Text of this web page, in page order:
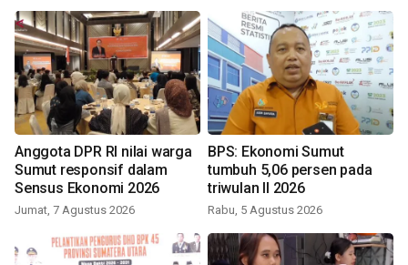
Anggota DPR RI nilai warga
Sumut responsif dalam
Sensus Ekonomi 2026
Jumat, 7 Agustus 2026
BPS: Ekonomi Sumut
tumbuh 5,06 persen pada
triwulan II 2026
Rabu, 5 Agustus 2026